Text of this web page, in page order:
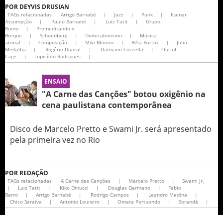
POR DEYVIS DRUSIAN
TAGs relacionadas Arrigo Barnabé | Jazz | Punk |
Itamar
Assumpção
| Paulo Barnabé | Luiz Tatit |
Grupo
Rumo
|
Premeditando o
Breque
| Schoenberg | Dodecafonismo |
Música
atonal
| Composição | Miki Minoru | Béla Bartók |
Julio
Medalha
| Rogério Duprat | Damiano Cozzella |
Out of
Cage
| Lupicínio Rodrigues​ |
ENSAIO
"A Carne das Canções" botou oxigênio na
cena paulistana contemporânea
Disco de Marcelo Pretto e Swami Jr. será apresentado
pela primeira vez no Rio
POR REDAÇÃO
TAGs relacionadas A Carne das Canções | Marcelo Pretto |
Swami Jr.
|
Luiz Tatit | Kiko Dinucci | Douglas Germano |
Fábio
Barro
| Arrigo Barnabé | Rodrigo Campos | Leandro Medina
|
Chico Saraiva
| Antonio Loureiro | Omara Portuondo | Borandá |